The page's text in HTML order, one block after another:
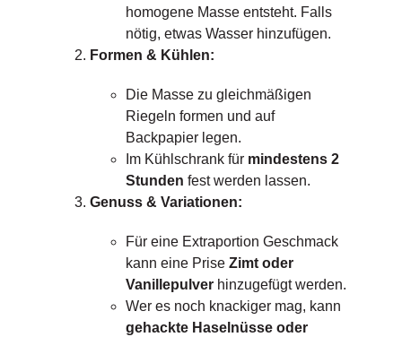
homogene Masse entsteht. Falls
nötig, etwas Wasser hinzufügen.
Formen & Kühlen:
Die Masse zu gleichmäßigen
Riegeln formen und auf
Backpapier legen.
Im Kühlschrank für mindestens 2
Stunden fest werden lassen.
Genuss & Variationen:
Für eine Extraportion Geschmack
kann eine Prise Zimt oder
Vanillepulverhinzugefügt werden.
Wer es noch knackiger mag, kann
gehackte Haselnüsse oder